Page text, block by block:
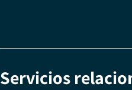
Servicios